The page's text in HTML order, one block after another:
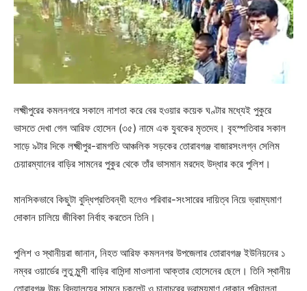
লক্ষ্মীপুরের কমলনগরে সকালে নাশতা করে বের হওয়ার কয়েক ঘণ্টার মধ্যেই পুকুরে
ভাসতে দেখা গেল আরিফ হোসেন (৩৫) নামে এক যুবকের মৃতদেহ। বৃহস্পতিবার সকাল
সাড়ে ৯টার দিকে লক্ষ্মীপুর-রামগতি আঞ্চলিক সড়কের তোরাবগঞ্জ বাজারসংলগ্ন সেলিম
চেয়ারম্যানের বাড়ির সামনের পুকুর থেকে তাঁর ভাসমান মরদেহ উদ্ধার করে পুলিশ।
মানসিকভাবে কিছুটা বুদ্ধিপ্রতিবন্ধী হলেও পরিবার-সংসারের দায়িত্ব নিয়ে ভ্রাম্যমাণ
দোকান চালিয়ে জীবিকা নির্বাহ করতেন তিনি।
পুলিশ ও স্থানীয়রা জানান, নিহত আরিফ কমলনগর উপজেলার তোরাবগঞ্জ ইউনিয়নের ১
নম্বর ওয়ার্ডের লুতু মুন্সী বাড়ির বাসিন্দা মাওলানা আক্তার হোসেনের ছেলে। তিনি স্থানীয়